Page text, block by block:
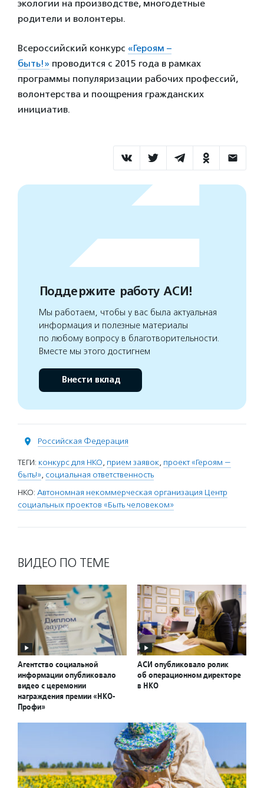
экологии на производстве, многодетные
родители и волонтеры.
Всероссийский конкурс «Героям –
быть!» проводится с 2015 года в рамках
программы популяризации рабочих профессий,
волонтерства и поощрения гражданских
инициатив.
Поддержите работу АСИ!
Мы работаем, чтобы у вас была актуальная
информация и полезные материалы
по любому вопросу в благотворительности.
Вместе мы этого достигнем
Внести вклад
Российская Федерация
ТЕГИ: конкурс для НКО, прием заявок, проект «Героям —
быть!», социальная ответственность
НКО: Автономная некоммерческая организация Центр
социальных проектов «Быть человеком»
ВИДЕО ПО ТЕМЕ
Агентство социальной
информации опубликовало
видео с церемонии
награждения премии «НКО-
Профи»
АСИ опубликовало ролик
об операционном директоре
в НКО